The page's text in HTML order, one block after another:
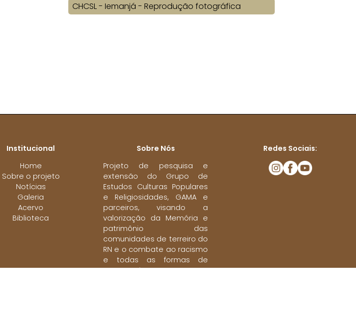
CHCSL - Iemanjá - Reprodução fotográfica
Institucional
Home
Sobre o projeto
Notícias
Galeria
Acervo
Biblioteca
Sobre Nós
Projeto de pesquisa e
extensão do Grupo de
Estudos Culturas Populares
e Religiosidades, GAMA e
parceiros, visando a
valorização da Memória e
patrimônio das
comunidades de terreiro do
RN e o combate ao racismo
e todas as formas de
preconceito e
Redes Sociais: